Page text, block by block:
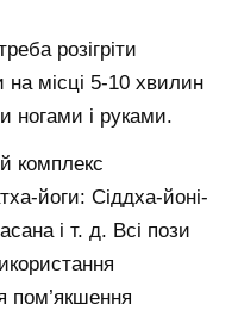
розігріти
на місці 5-10 хвилин
ногами і руками.
комплекс
йоги: Сіддха-йоні-
і т. д. Всі пози
пом’якшення